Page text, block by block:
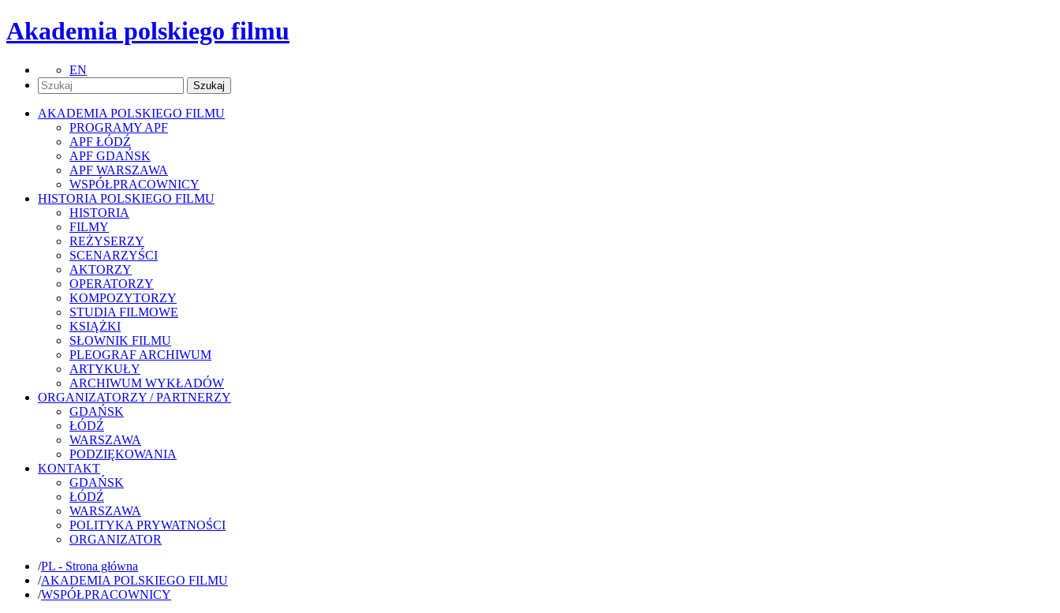
Akademia polskiego filmu
EN
AKADEMIA POLSKIEGO FILMU
PROGRAMY APF
APF ŁÓDŹ
APF GDAŃSK
APF WARSZAWA
WSPÓŁPRACOWNICY
HISTORIA POLSKIEGO FILMU
HISTORIA
FILMY
REŻYSERZY
SCENARZYŚCI
AKTORZY
OPERATORZY
KOMPOZYTORZY
STUDIA FILMOWE
KSIĄŻKI
SŁOWNIK FILMU
PLEOGRAF ARCHIWUM
ARTYKUŁY
ARCHIWUM WYKŁADÓW
ORGANIZATORZY / PARTNERZY
GDAŃSK
ŁÓDŹ
WARSZAWA
PODZIĘKOWANIA
KONTAKT
GDAŃSK
ŁÓDŹ
WARSZAWA
POLITYKA PRYWATNOŚCI
ORGANIZATOR
/PL - Strona główna
/AKADEMIA POLSKIEGO FILMU
/WSPÓŁPRACOWNICY